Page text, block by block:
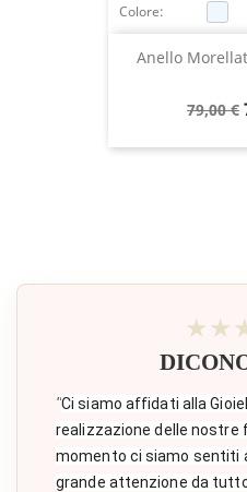
Anello
Prezzo
79,00 €
Colore:
"Ci siamo affidati alla
realizzazione delle nostre
momento ci siamo sentiti
grande attenzione da